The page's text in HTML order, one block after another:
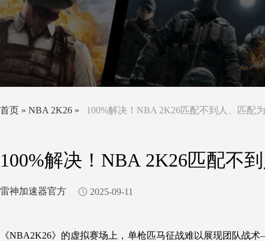
首页 » NBA 2K26 » 100%解决！NBA 2K26匹配不到人、匹配
100%解决！NBA 2K26匹配不
雷神加速器官方 2025-09-11
《NBA2K26》的虚拟赛场上，单枪匹马征战难以展现团队